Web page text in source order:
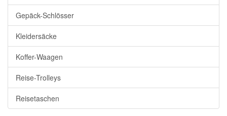
Gepäck-Schlösser
Kleidersäcke
Koffer-Waagen
Reise-Trolleys
Reisetaschen